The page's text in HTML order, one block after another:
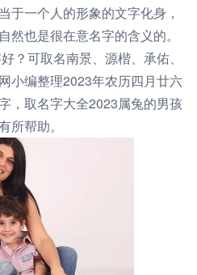
于一个人的形象的文字化身，
也是很在意名字的含义的。
？可取名南景、源楷、承佑、
小编整理2023年农历四月廿六
，取名字大全2023属兔的男孩
所帮助。